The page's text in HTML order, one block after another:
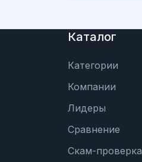
Каталог
Категории
Компании
Лидеры
Сравнение
Скам-проверка